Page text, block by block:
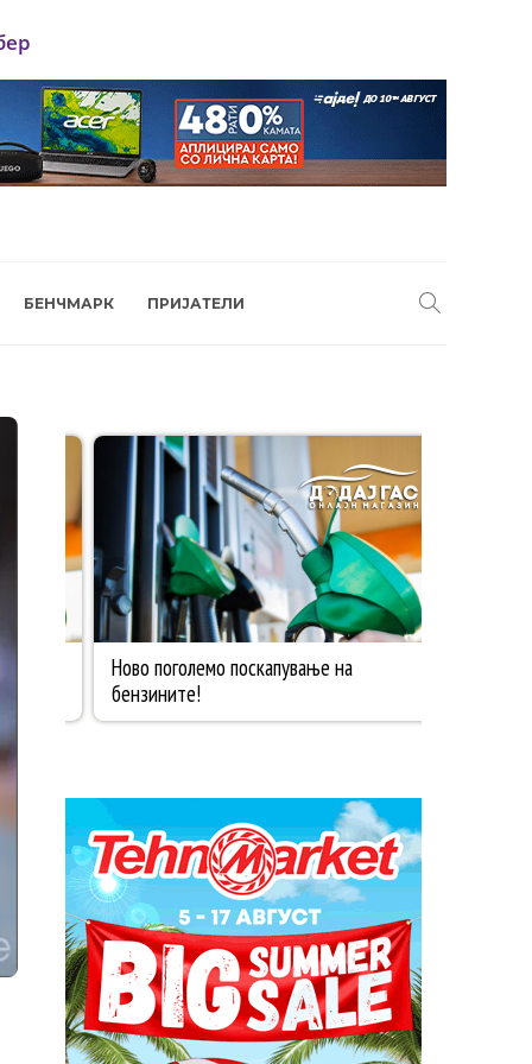
БЕНЧМАРК ПРИЈАТЕЛИ